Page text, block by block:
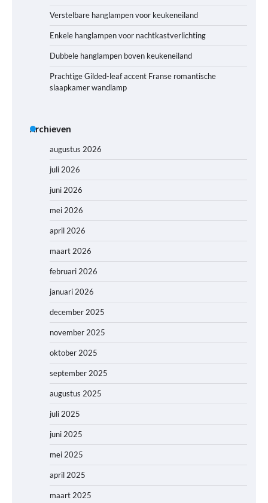
Verstelbare hanglampen voor keukeneiland
Enkele hanglampen voor nachtkastverlichting
Dubbele hanglampen boven keukeneiland
Prachtige Gilded-leaf accent Franse romantische
slaapkamer wandlamp
Archieven
augustus 2026
juli 2026
juni 2026
mei 2026
april 2026
maart 2026
februari 2026
januari 2026
december 2025
november 2025
oktober 2025
september 2025
augustus 2025
juli 2025
juni 2025
mei 2025
april 2025
maart 2025